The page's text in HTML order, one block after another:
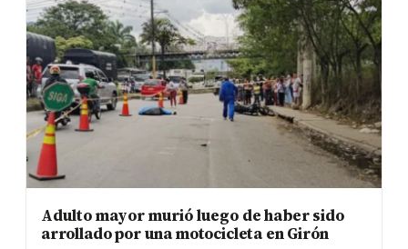
Adulto mayor murió luego de haber sido
arrollado por una motocicleta en Girón